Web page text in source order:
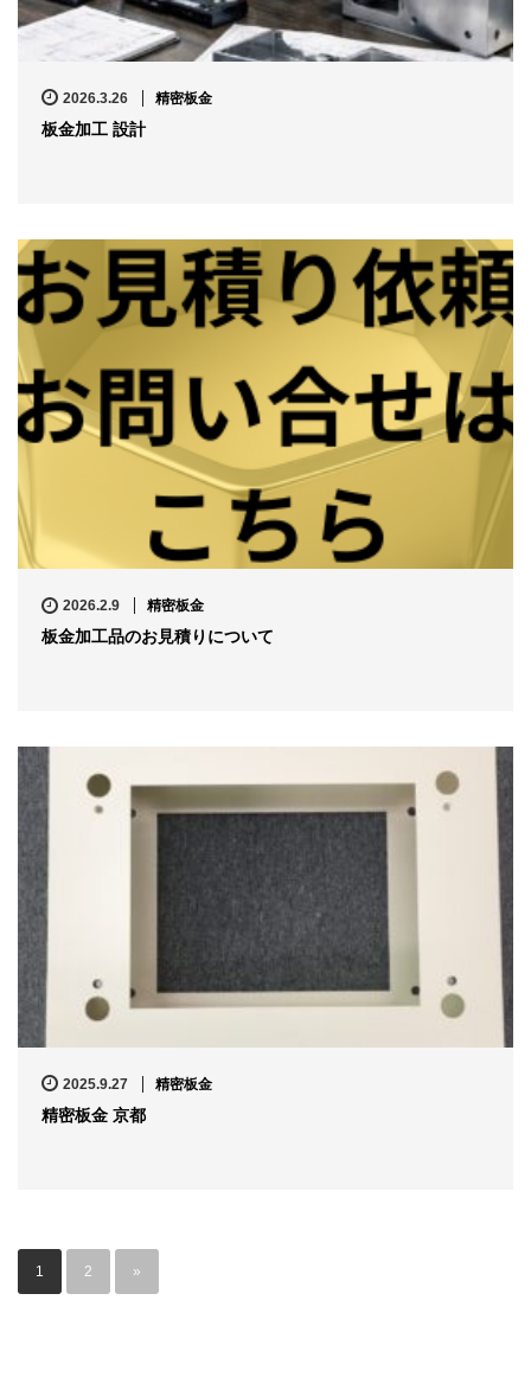
2026.3.26 精密板金
板金加工 設計
2026.2.9 精密板金
板金加工品のお見積りについて
2025.9.27 精密板金
精密板金 京都
1 2 »